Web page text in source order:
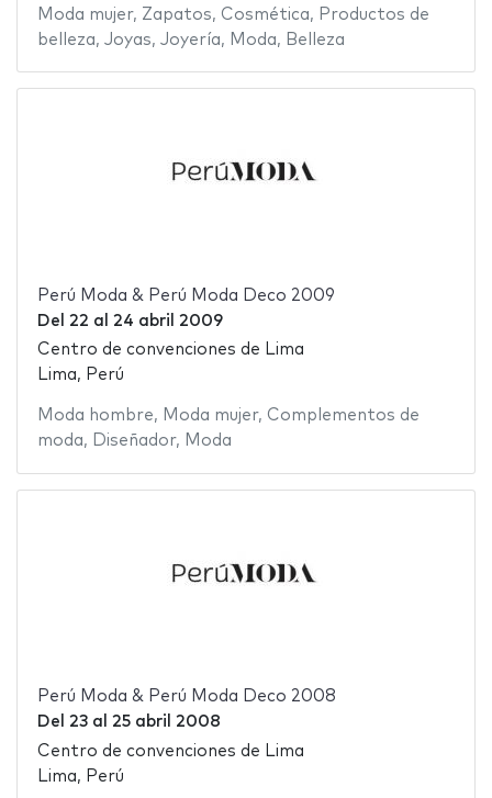
Moda mujer, Zapatos, Cosmética, Productos de
belleza, Joyas, Joyería, Moda, Belleza
Perú Moda & Perú Moda Deco 2009
Del 22 al 24 abril 2009
Centro de convenciones de Lima
Lima, Perú
Moda hombre, Moda mujer, Complementos de
moda, Diseñador, Moda
Perú Moda & Perú Moda Deco 2008
Del 23al 25 abril 2008
Centro de convenciones de Lima
Lima, Perú